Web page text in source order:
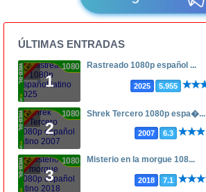
ÚLTIMAS ENTRADAS
1
1080p Rastreado 1080p español ...
2025 5.955
2
1080p Shrek Tercero 1080p espa�...
2007 6.3
3
1080p Misterio en la morgue 108...
2018 7.1